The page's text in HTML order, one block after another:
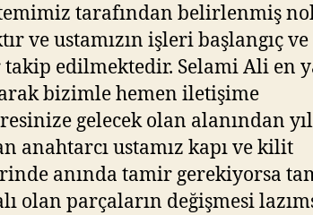
tarafından belirlenmiş
ve ustamızın işleri başlangıç
edilmektedir. Selami Ali en
bizimle hemen iletişime
gelecek olan alanından
anahtarcı ustamız kapı ve kilit
anında tamir gerekiyorsa
olan parçaların değişmesi